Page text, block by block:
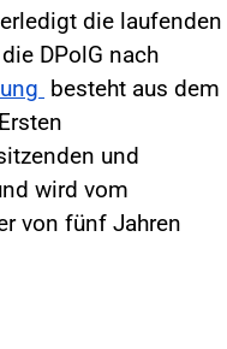
die laufenden
DPolG nach
besteht aus dem
und
wird vom
von fünf Jahren